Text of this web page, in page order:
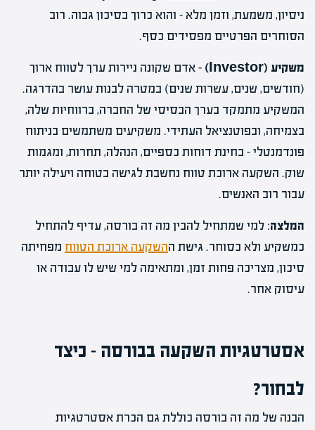
ניסיון, משמעת, וזמן מלא – והוא כרוך בסיכון גבוה. רוב
הסוחרים הפרטיים מפסידים כסף.
משקיע (Investor)
– אדם שקונה ניירות ערך לטווח ארוך
(חודשים, שנים, עשרות שנים) במטרה לבנות עושר בהדרגה.
המשקיע מתמקד בערך הבסיסי של החברה, ברווחיות שלה,
בצמיחה, ובפוטנציאל העתידי. משקיעים משתמשים בניתוח
פונדמנטלי – בחינת דוחות כספיים, הנהלה, תחרות, ומגמות
שוק. השקעה ארוכת טווח נחשבת לגישה בטוחה ויעילה יותר
עבור רוב האנשים.
המלצה: למי שמתחיל להבין מה זה בורסה, עדיף להתחיל
כמשקיע ולא כסוחר. גישת ההשקעה ארוכת הטווח מפחיתה
סיכון, מצריכה פחות זמן, ומתאימה למי שיש לו עבודה או
עיסוק אחר.
אסטרטגיות השקעה בבורסה – כיצד
לבחור?
הבנה של מה זה בורסה כוללת גם הכרת אסטרטגיות